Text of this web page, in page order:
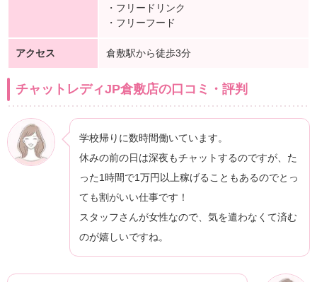
・フリードリンク
・フリーフード
アクセス 倉敷駅から徒歩3分
チャットレディJP倉敷店の口コミ・評判
学校帰りに数時間働いています。
休みの前の日は深夜もチャットするのですが、た
った1時間で1万円以上稼げることもあるのでとっ
ても割がいい仕事です！
スタッフさんが女性なので、気を遣わなくて済む
のが嬉しいですね。